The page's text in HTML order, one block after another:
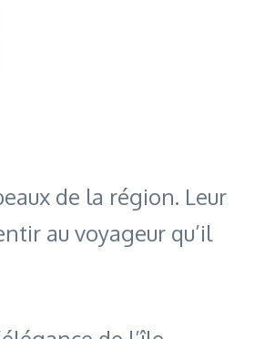
de la région. Leur
au voyageur qu’il